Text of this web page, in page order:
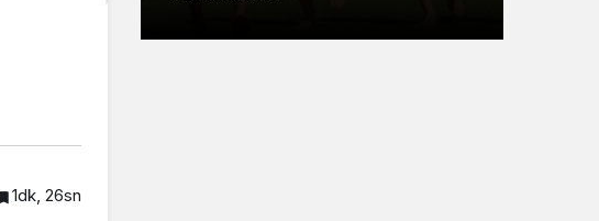
1dk, 26sn